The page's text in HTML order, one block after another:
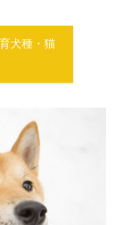
犬種・猫